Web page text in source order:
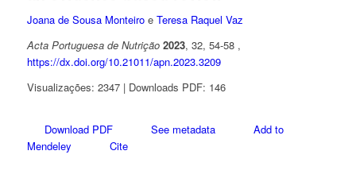
Joana de Sousa Monteiroe Teresa Raquel Vaz
Acta Portuguesa de Nutrição 2023, 32, 54-58 ,
https://dx.doi.org/10.21011/apn.2023.3209
Visualizações: 2347 | Downloads PDF: 146
Download PDF See metadata
Add to
Mendeley
Cite